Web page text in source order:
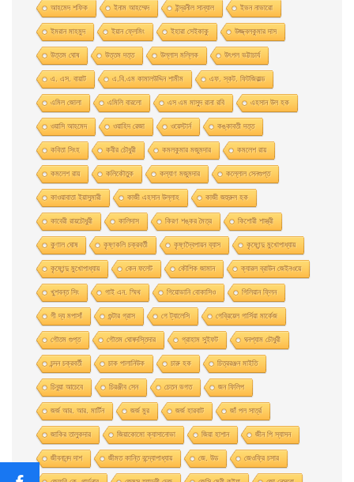
আহমেদ শফিক ইনাম আহম্মেদ ইন্দ্রনীল সান্যাল ইভন নাভারাে
ইমরান মাহমুদ ইয়ান ফ্লেমিং ইহারা সেইকাকু উজ্জ্বলকুমার দাস
উত্তম ঘােষ উত্তম দত্ত উল্লাস মল্লিক উৎপল ভট্টাচার্য
এ. এস. বায়াট এ.বি.এম কামালউদ্দিন শামীম এফ. স্কট. ফিটজিরাল্ড
এমিল জোলা এমিলি বারলো এস এম মাসুদ রানা রবি এহসান উল হক
ওয়াসি আহমেদ ওয়াহিদ রেজা ওয়েস্টার্ন কঙ্কাবতী দত্ত
কবিতা সিংহ কবীর চৌধুরী কমলকুমার মজুমদার কমলেশ রায়
কমলেশ রায় কলিকৌতুক কল্যাণ মজুমদার কল্লোল সেনগুপ্ত
কাওয়াবাতা ইয়াসুমারী কাজী এহসান উল্লাহ কাজী জহুরুল হক
কাবেরী রায়চৌধুরী কালিদাস কিরণ শঙ্কর মৈত্র কিশোরী শাস্ত্রী
কুণাল ঘোষ কৃষ্ণকলি চক্রবর্তী কৃষ্ণদ্বৈপায়ন ব্যাস কৃষ্ণেন্দু মুখােপাধ্যায়
কৃষ্ণেন্দু মুখোপাধ্যায় কেন ফলেট কৌশিক জামান ক্যারল ব্রাউন জেইনওয়ে
খুশবন্ত সিং গাই এন. স্মিথ গিয়ােভানি বােকাসিও গিলিয়ান ফ্লিন
গী দ্য মপাসাঁ গুন্টার গ্রাস গে ট্যালেসি গেব্রিয়েল গার্সিয়া মার্কেজ
গৌতম গুপ্ত গৌতম ঘোষদস্তিদার গ্রাহাম সুইফট ঘনশ্যাম চৌধুরী
চন্দন চক্রবর্তী চাক পালানিউক চারু হক চিত্ররঞ্জন মাইতি
চিনুয়া আচেবে চিরঞ্জীব সেন চেতন ভগত জন ফিলিপ
জর্জ আর. আর. মার্টিন জর্জ মুর জর্জ হারবাট জাঁ পল সার্ত্র
জাকির তালুকদার জিয়াকোমাে ক্যাসানােভা জিয়া হাশান জীন পি স্যাসন
জীবনানন্দ দাশ জীমত কান্তি বন্দ্যোপাধ্যায় জে. উড জেওফ্রি চসার